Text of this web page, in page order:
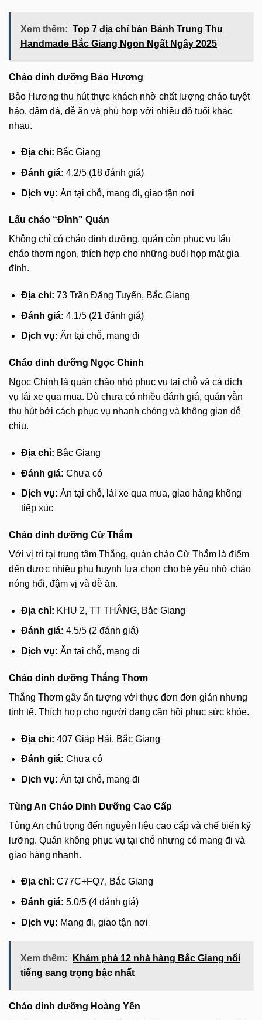
Xem thêm: Top 7 địa chỉ bán Bánh Trung Thu
Handmade Bắc Giang Ngon Ngất Ngây 2025
Cháo dinh dưỡng Bảo Hương
Bảo Hương thu hút thực khách nhờ chất lượng cháo tuyệt
hảo, đậm đà, dễ ăn và phù hợp với nhiều độ tuổi khác
nhau.
Địa chỉ: Bắc Giang
Đánh giá: 4.2/5 (18 đánh giá)
Dịch vụ: Ăn tại chỗ, mang đi, giao tận nơi
Lẩu cháo “Đỉnh” Quán
Không chỉ có cháo dinh dưỡng, quán còn phục vụ lẩu
cháo thơm ngon, thích hợp cho những buổi họp mặt gia
đình.
Địa chỉ: 73 Trần Đăng Tuyển, Bắc Giang
Đánh giá: 4.1/5 (21 đánh giá)
Dịch vụ: Ăn tại chỗ, mang đi
Cháo dinh dưỡng Ngọc Chinh
Ngọc Chinh là quán cháo nhỏ phục vụ tại chỗ và cả dịch
vụ lái xe qua mua. Dù chưa có nhiều đánh giá, quán vẫn
thu hút bởi cách phục vụ nhanh chóng và không gian dễ
chịu.
Địa chỉ: Bắc Giang
Đánh giá: Chưa có
Dịch vụ: Ăn tại chỗ, lái xe qua mua, giao hàng không
tiếp xúc
Cháo dinh dưỡng Cừ Thắm
Với vị trí tại trung tâm Thắng, quán cháo Cừ Thắm là điểm
đến được nhiều phụ huynh lựa chọn cho bé yêu nhờ cháo
nóng hổi, đậm vị và dễ ăn.
Địa chỉ: KHU 2, TT THẮNG, Bắc Giang
Đánh giá: 4.5/5 (2 đánh giá)
Dịch vụ: Ăn tại chỗ, mang đi
Cháo dinh dưỡng Thắng Thơm
Thắng Thơm gây ấn tượng với thực đơn đơn giản nhưng
tinh tế. Thích hợp cho người đang cần hồi phục sức khỏe.
Địa chỉ: 407 Giáp Hải, Bắc Giang
Đánh giá: Chưa có
Dịch vụ: Ăn tại chỗ, mang đi
Tùng An Cháo Dinh Dưỡng Cao Cấp
Tùng An chú trọng đến nguyên liệu cao cấp và chế biến kỹ
lưỡng. Quán không phục vụ tại chỗ nhưng có mang đi và
giao hàng nhanh.
Địa chỉ: C77C+FQ7, Bắc Giang
Đánh giá: 5.0/5 (4 đánh giá)
Dịch vụ: Mang đi, giao tận nơi
Xem thêm:
Khám phá 12 nhà hàng Bắc Giang nổi
tiếng sang trọng bậc nhất
Cháo dinh dưỡng Hoàng Yến